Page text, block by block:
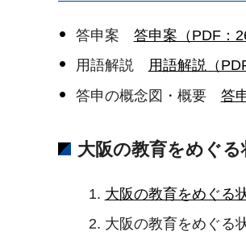
答申案 答申案（PDF：
用語解説 用語解説（
答申の概念図・概要 答
大阪の教育をめぐる
大阪の教育をめぐる
大阪の教育をめぐる